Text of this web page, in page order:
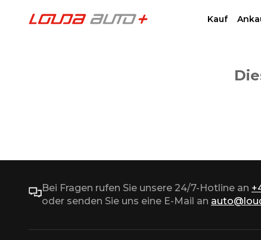
Kauf
Bei Fragen rufen Sie unsere 24/7-Hotline an
oder senden Sie uns eine E-Mail an